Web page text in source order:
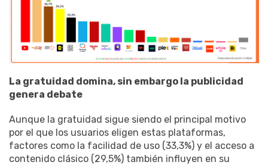
La gratuidad domina, sin embargo la publicidad
genera debate
Aunque la gratuidad sigue siendo el principal motivo
por el que los usuarios eligen estas plataformas,
factores como la facilidad de uso (33,3%) y el acceso a
contenido clásico (29,5%) también influyen en su